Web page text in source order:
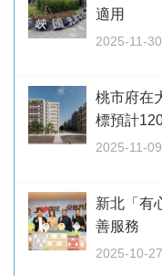
適用
2025-11-
桃市府在
標預計
2025-11-
新北「有
善服務
2025-10-